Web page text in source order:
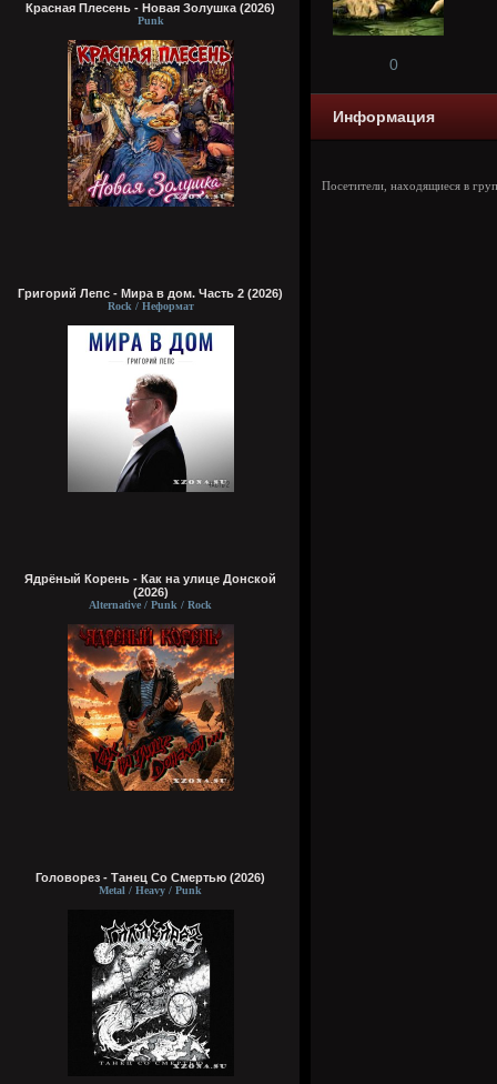
Красная Плесень - Новая Золушка (2026)
Punk
Григорий Лепс - Мира в дом. Часть 2 (2026)
Rock / Неформат
Ядрёный Корень - Как на улице Донской
(2026)
Alternative / Punk / Rock
Головорез - Tанец Со Смертью (2026)
Metal / Heavy / Punk
0
Информация
Посетители, находящиеся в